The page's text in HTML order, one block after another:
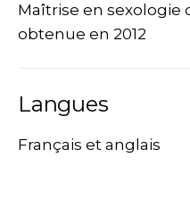
Maîtrise en sexologie
obtenue en 2012
Langues
Français et anglais